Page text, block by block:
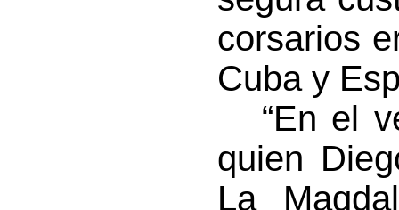
corsarios
Cuba y
“En el
quien
La